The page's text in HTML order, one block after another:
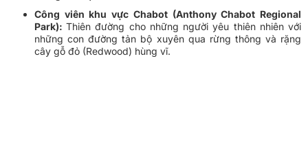
Công viên khu vực Chabot (Anthony Chabot Regional
Park):Thiên đường cho những người yêu thiên nhiên với
những con đường tản bộ xuyên qua rừng thông và rặng
cây gỗ đỏ (Redwood) hùng vĩ.